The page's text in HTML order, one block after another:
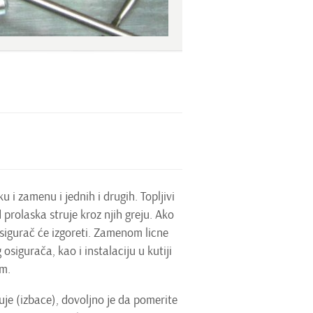
i zamenu i jednih i drugih. Topljivi
struje kroz njih greju. Ako
će izgoreti. Zamenom licne
osigurača, kao i instalaciju u kutiji
(izbace), dovoljno je da pomerite